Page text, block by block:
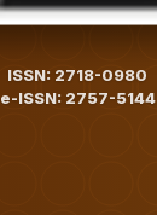
ISSN: 2718-0980
e-ISSN: 2757-5144